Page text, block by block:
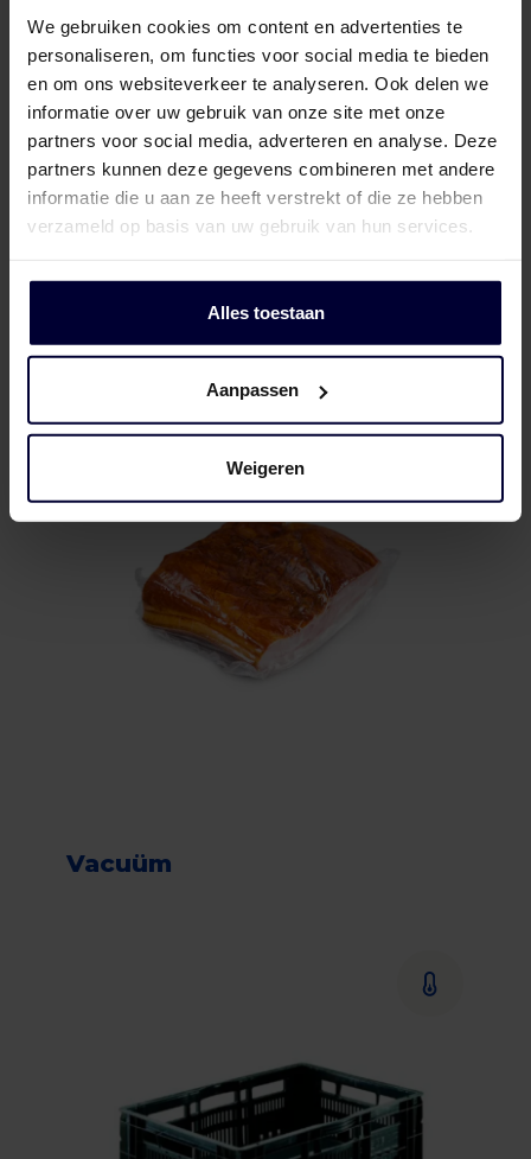
We gebruiken cookies om content en advertenties te
personaliseren, om functies voor social media te bieden
en om ons websiteverkeer te analyseren. Ook delen we
informatie over uw gebruik van onze site met onze
partners voor social media, adverteren en analyse. Deze
partners kunnen deze gegevens combineren met andere
informatie die u aan ze heeft verstrekt of die ze hebben
verzameld op basis van uw gebruik van hun services.
Alles toestaan
Aanpassen
Weigeren
Vacuüm